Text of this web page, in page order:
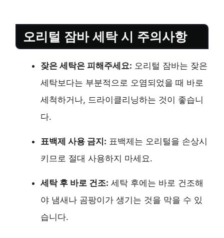
오리털 잠바 세탁 시 주의사항
잦은 세탁은 피해주세요: 오리털 잠바는 잦은
세탁보다는 부분적으로 오염되었을 때 바로
세척하거나, 드라이클리닝하는 것이 좋습니
다.
표백제 사용 금지: 표백제는 오리털을 손상시
키므로 절대 사용하지 마세요.
세탁 후 바로 건조: 세탁 후에는 바로 건조해
야 냄새나 곰팡이가 생기는 것을 막을 수 있
습니다.